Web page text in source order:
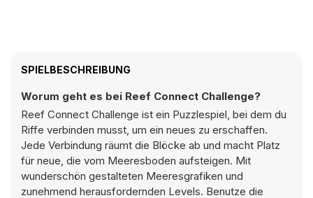
SPIELBESCHREIBUNG
Worum geht es bei Reef Connect Challenge?
Reef Connect Challenge ist ein Puzzlespiel, bei dem du
Riffe verbinden musst, um ein neues zu erschaffen.
Jede Verbindung räumt die Blöcke ab und macht Platz
für neue, die vom Meeresboden aufsteigen. Mit
wunderschön gestalteten Meeresgrafiken und
zunehmend herausfordernden Levels. Benutze die